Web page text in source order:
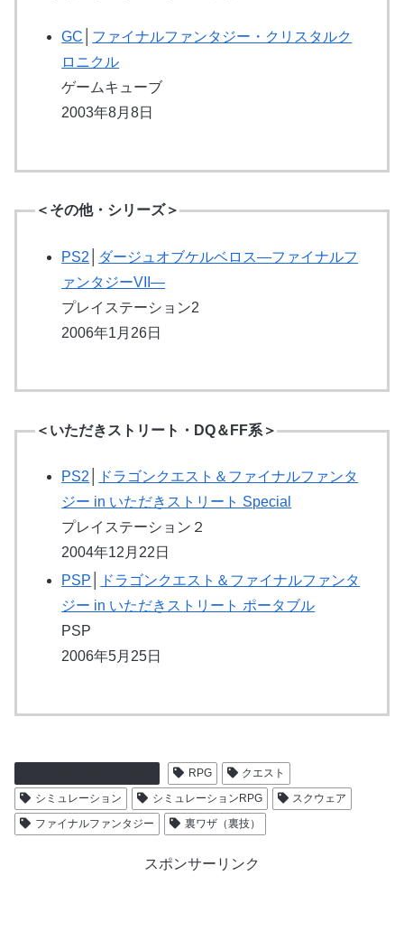
GC
ファイナルファンタジー・クリスタルク
ロニクル
ゲームキューブ
2003年8月8日
＜その他・シリーズ＞
PS2
ダージュオブケルベロス―ファイナルフ
ァンタジーVII―
プレイステーション2
2006年1月26日
＜いただきストリート・DQ＆FF系＞
PS2
ドラゴンクエスト＆ファイナルファンタ
ジー in いただきストリート Special
プレイステーション２
2004年12月22日
PSP
ドラゴンクエスト＆ファイナルファンタ
ジー in いただきストリート ポータブル
PSP
2006年5月25日
RPG
クエスト
シミュレーション
シミュレーションRPG
スクウェア
ファイナルファンタジー
裏ワザ（裏技）
スポンサーリンク